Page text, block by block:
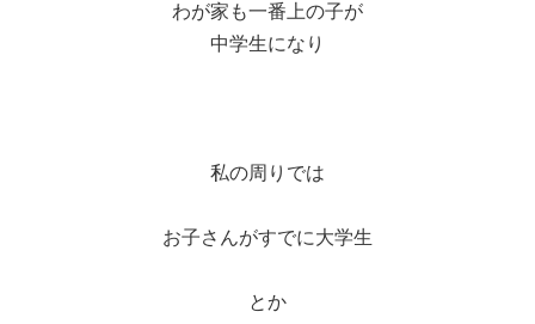
わが家も一番上の子が
中学生になり
私の周りでは
お子さんがすでに大学生
とか